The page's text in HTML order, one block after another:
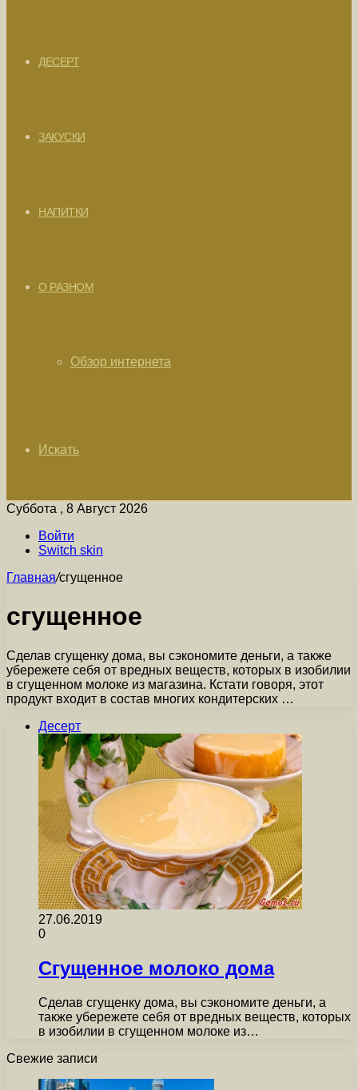
ДЕСЕРТ
ЗАКУСКИ
НАПИТКИ
О РАЗНОМ
Обзор интернета
Искать
Суббота , 8 Август 2026
Войти
Switch skin
Главная/сгущенное
сгущенное
Сделав сгущенку дома, вы сэкономите деньги, а также
убережете себя от вредных веществ, которых в изобилии
в сгущенном молоке из магазина. Кстати говоря, этот
продукт входит в состав многих кондитерских …
Десерт
27.06.2019
0
Сгущенное молоко дома
Сделав сгущенку дома, вы сэкономите деньги, а
также убережете себя от вредных веществ, которых
в изобилии в сгущенном молоке из…
Свежие записи